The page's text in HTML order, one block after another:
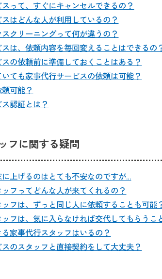
って、すぐにキャンセルできるの？
はどんな人が利用しているの？
クリーニングって何が違うの？
は、依頼内容を毎回変えることはできるの
の依頼前に準備しておくことはある？
ても家事代行サービスの依頼は可能？
可能？
認証とは？
フに関する疑問
上げるのはとても不安なのですが…
フってどんな人が来てくれるの？
フは、ずっと同じ人に依頼することも可能
フは、気に入らなければ交代してもらうこ
家事代行スタッフはいるの？
のスタッフと直接契約をして大丈夫？